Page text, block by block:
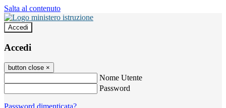
Salta al contenuto
Accedi
Accedi
button close ×
Nome Utente
Password